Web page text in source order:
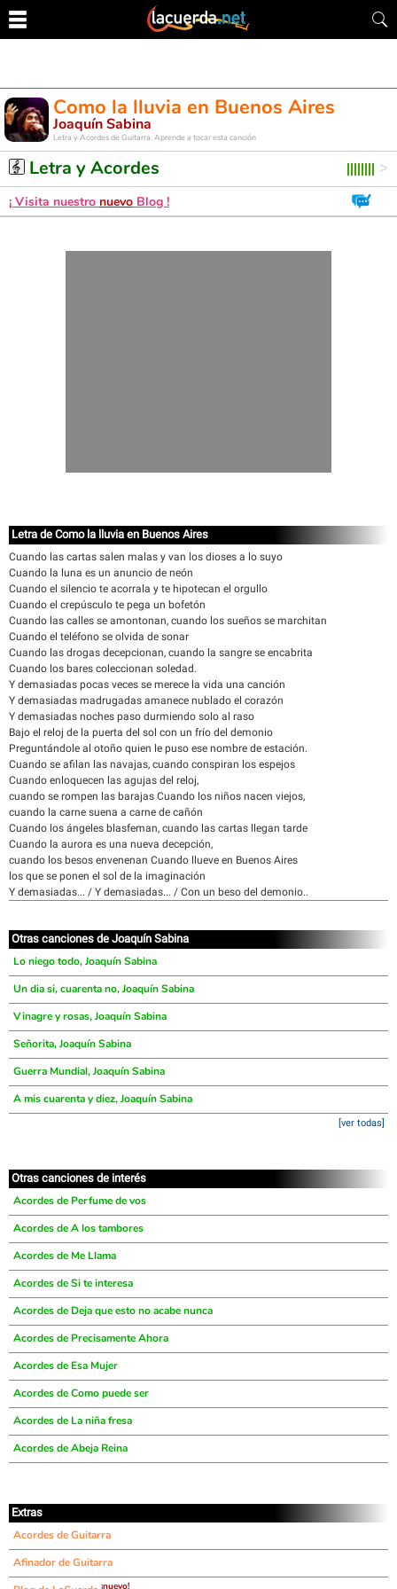
Como la lluvia en Buenos Aires
Joaquín Sabina
Letra y Acordes de Guitarra. Aprende a tocar esta canción
Letra y Acordes
¡ Visita nuestro nuevo Blog !
Letra de Como la lluvia en Buenos Aires
Cuando las cartas salen malas y van los dioses a lo suyo
Cuando la luna es un anuncio de neón
Cuando el silencio te acorrala y te hipotecan el orgullo
Cuando el crepúsculo te pega un bofetón
Cuando las calles se amontonan, cuando los sueños se marchitan
Cuando el teléfono se olvida de sonar
Cuando las drogas decepcionan, cuando la sangre se encabrita
Cuando los bares coleccionan soledad.
Y demasiadas pocas veces se merece la vida una canción
Y demasiadas madrugadas amanece nublado el corazón
Y demasiadas noches paso durmiendo solo al raso
Bajo el reloj de la puerta del sol con un frío del demonio
Preguntándole al otoño quien le puso ese nombre de estación.
Cuando se afilan las navajas, cuando conspiran los espejos
Cuando enloquecen las agujas del reloj,
cuando se rompen las barajas Cuando los niños nacen viejos,
cuando la carne suena a carne de cañón
Cuando los ángeles blasfeman, cuando las cartas llegan tarde
Cuando la aurora es una nueva decepción,
cuando los besos envenenan Cuando llueve en Buenos Aires
los que se ponen el sol de la imaginación
Y demasiadas... / Y demasiadas... / Con un beso del demonio..
Otras canciones de Joaquín Sabina
Lo niego todo, Joaquín Sabina
Un dia si, cuarenta no, Joaquín Sabina
Vinagre y rosas, Joaquín Sabina
Señorita, Joaquín Sabina
Guerra Mundial, Joaquín Sabina
A mis cuarenta y diez, Joaquín Sabina
[ver todas]
Otras canciones de interés
Acordes de Perfume de vos
Acordes de A los tambores
Acordes de Me Llama
Acordes de Si te interesa
Acordes de Deja que esto no acabe nunca
Acordes de Precisamente Ahora
Acordes de Esa Mujer
Acordes de Como puede ser
Acordes de La niña fresa
Acordes de Abeja Reina
Extras
Acordes de Guitarra
Afinador de Guitarra
¡nuevo!